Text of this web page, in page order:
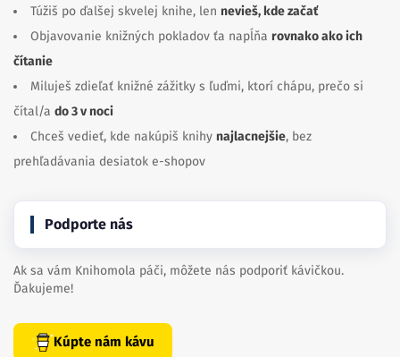
Túžiš po ďalšej skvelej knihe, len nevieš, kde začať
Objavovanie knižných pokladov ťa napĺňa rovnako ako ich
čítanie
Miluješ zdieľať knižné zážitky s ľuďmi, ktorí chápu, prečo si
čítal/a do 3 v noci
Chceš vedieť, kde nakúpiš knihy najlacnejšie, bez
prehľadávania desiatok e-shopov
Podporte nás
Ak sa vám Knihomola páči, môžete nás podporiť kávičkou.
Ďakujeme!
Kúpte nám kávu